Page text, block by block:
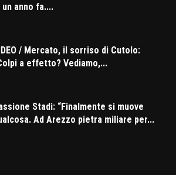
un anno fa....
/ Mercato, il sorriso di Cutolo:
a effetto? Vediamo,...
Stadi: “Finalmente si muove
Ad Arezzo pietra miliare per...